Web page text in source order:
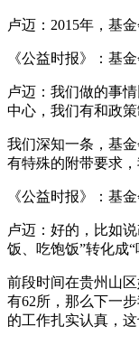
卢迈：2015年，基
《公益时报》：基
卢迈：我们做的事
中心，我们有和政
我们深知一条，基
有特殊的附带要求
《公益时报》：基
卢迈：好的，比如
饭、吃饱饭”转化成
前段时间在贵州山
有62所，那么下一
的工作扎实认真，